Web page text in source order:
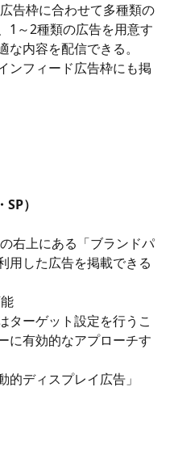
告枠に合わせて多種類の
1～2種類の広告を用意す
内容を配信できる。
ンフィード広告枠にも掲
）
右上にある「ブランドパ
用した広告を掲載できる
ターゲット設定を行うこ
に有効的なアプローチす
ディスプレイ広告」